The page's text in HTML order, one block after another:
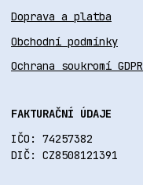
Doprava a platba
Obchodní podmínky
Ochrana soukromí GDPR
FAKTURAČNÍ ÚDAJE
IČO: 74257382
DIČ: CZ8508121391